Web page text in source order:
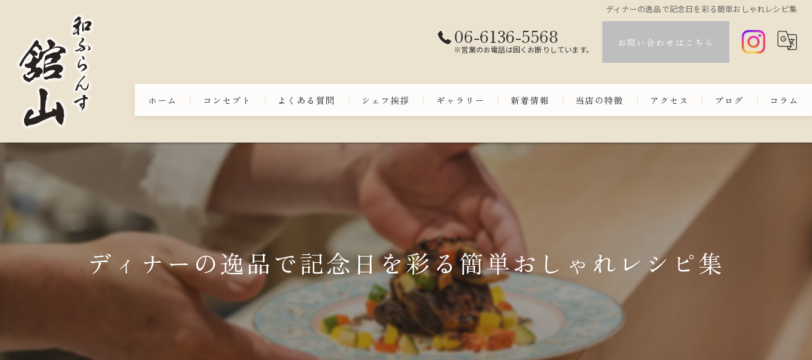
ディナーの逸品で記念日を彩る簡単おしゃれレシピ集
06-6136-5568
※営業のお電話は固くお断りしています。
お問い合わせはこちら
ホーム コンセプト よくある質問 シェフ挨拶 ギャラリー 新着情報 当店の特徴
日本酒
アクセス ブログ コラム
ディナーの逸品で記念日を彩る簡単おしゃれレシピ集